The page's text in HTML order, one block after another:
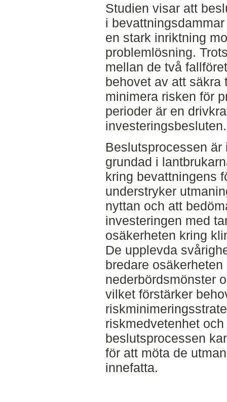
Studien visar att
i
en stark inriktning
problemlösning.
mellan de två
behovet av att säkra
minimera risken för
perioder är en
investeringsbesluten.
Beslutsprocessen
grundad i
kring bevattningens
understryker
nyttan och att
investeringen med
osäkerheten kring
De upplevda
bredare
nederbördsmönster
vilket förstärker
riskmedvetenhet
beslutsprocessen
för att möta de
innefatta.